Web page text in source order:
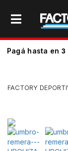
Pagá hasta en 3